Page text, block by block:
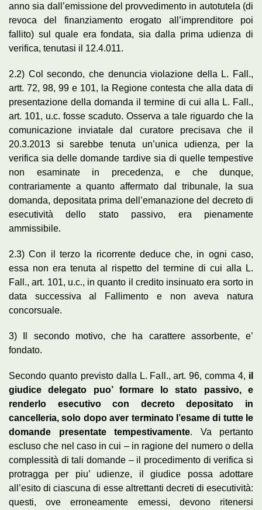
anno sia dall’emissione del provvedimento in autotutela (di
revoca del finanziamento erogato all’imprenditore poi
fallito) sul quale era fondata, sia dalla prima udienza di
verifica, tenutasi il 12.4.011.
2.2) Col secondo, che denuncia violazione della L. Fall.,
artt. 72, 98, 99 e 101, la Regione contesta che alla data di
presentazione della domanda il termine di cui alla L. Fall.,
art. 101, u.c. fosse scaduto. Osserva a tale riguardo che la
comunicazione inviatale dal curatore precisava che il
20.3.2013 si sarebbe tenuta un’unica udienza, per la
verifica sia delle domande tardive sia di quelle tempestive
non esaminate in precedenza, e che dunque,
contrariamente a quanto affermato dal tribunale, la sua
domanda, depositata prima dell’emanazione del decreto di
esecutività dello stato passivo, era pienamente
ammissibile.
2.3) Con il terzo la ricorrente deduce che, in ogni caso,
essa non era tenuta al rispetto del termine di cui alla L.
Fall., art. 101, u.c., in quanto il credito insinuato era sorto in
data successiva al Fallimento e non aveva natura
concorsuale.
3) Il secondo motivo, che ha carattere assorbente, e’
fondato.
Secondo quanto previsto dalla L. Fall., art. 96, comma 4, il
giudice delegato puo’ formare lo stato passivo, e
renderlo esecutivo con decreto depositato in
cancelleria, solo dopo aver terminato l’esame di tutte le
domande presentate tempestivamente. Va pertanto
escluso che nel caso in cui – in ragione del numero o della
complessità di tali domande – il procedimento di verifica si
protragga per piu’ udienze, il giudice possa adottare
all’esito di ciascuna di esse altrettanti decreti di esecutività:
questi, ove erroneamente emessi, devono ritenersi